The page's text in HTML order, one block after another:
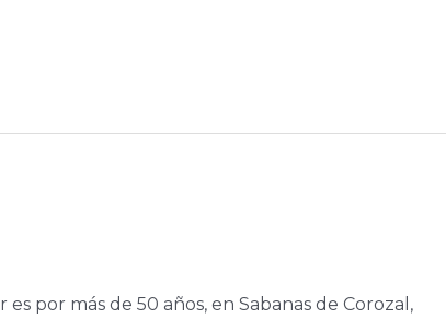
por más de 50 años, en Sabanas de Corozal,